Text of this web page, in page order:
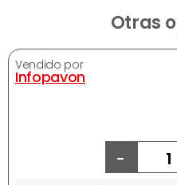
Otras
Vendido por
Infopavon
-